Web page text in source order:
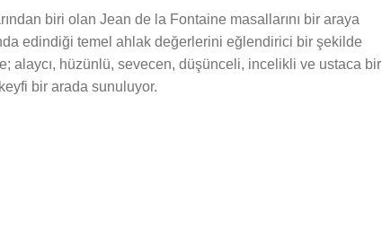
biri olan Jean de la Fontaine masallarını bir araya
edindiği temel ahlak değerlerini eğlendirici bir şekilde
alaycı, hüzünlü, sevecen, düşünceli, incelikli ve ustaca bir
bir arada sunuluyor.